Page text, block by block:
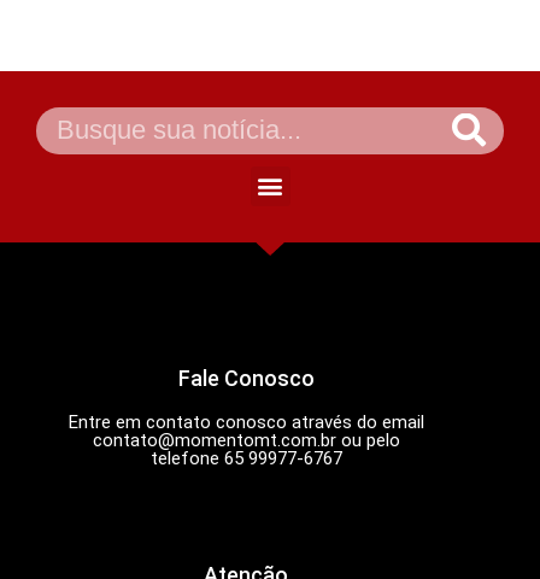
Fale Conosco
Entre em contato conosco através do email
contato@momentomt.com.brou pelo
telefone 65 99977-6767